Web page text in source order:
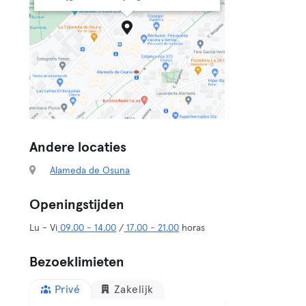
Andere locaties
Alameda de Osuna
Openingstijden
Lu - Vi 09.00 - 14.00 / 17.00 - 21.00 horas
Bezoeklimieten
Privé Zakelijk